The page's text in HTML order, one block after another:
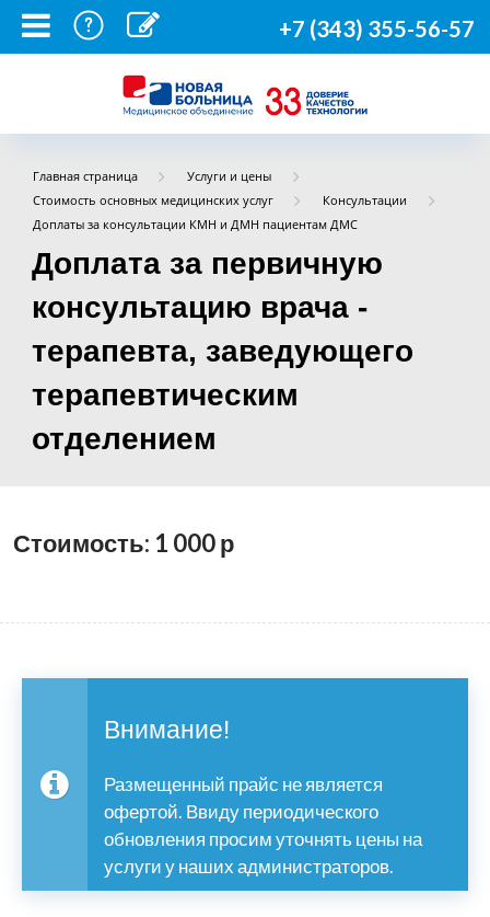
+7 (343) 355-56-57
Главная страница
Услуги и цены
Стоимость основных медицинских услуг
Консультации
Доплаты за консультации КМН и ДМН пациентам ДМС
Доплата за первичную
консультацию врача -
терапевта, заведующего
терапевтическим
отделением
Стоимость: 1 000р
Внимание!
Размещенный прайс не является
офертой. Ввиду периодического
обновления просим уточнять цены на
услуги у наших администраторов.